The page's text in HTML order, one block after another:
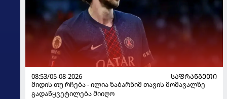
08:53/05-08-2026
ᲡᲐᲤᲠᲐᲜᲒᲔᲗᲘ
მიდის თუ რჩება - ილია ზაბარნიმ თავის მომავალზე
გადაწყვეტილება მიიღო